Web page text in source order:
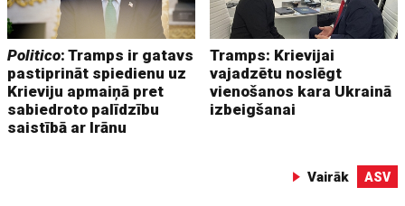
Politico: Tramps ir gatavs
pastiprināt spiedienu uz
Krieviju apmaiņā pret
sabiedroto palīdzību
saistībā ar Irānu
Tramps: Krievijai
vajadzētu noslēgt
vienošanos kara Ukrainā
izbeigšanai
Vairāk ASV